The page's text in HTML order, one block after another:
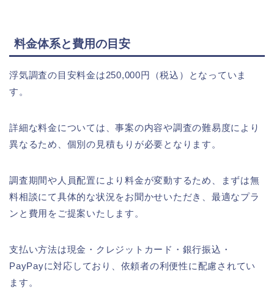
料金体系と費用の目安
浮気調査の目安料金は250,000円（税込）となっていま
す。
詳細な料金については、事案の内容や調査の難易度により
異なるため、個別の見積もりが必要となります。
調査期間や人員配置により料金が変動するため、まずは無
料相談にて具体的な状況をお聞かせいただき、最適なプラ
ンと費用をご提案いたします。
支払い方法は現金・クレジットカード・銀行振込・
PayPayに対応しており、依頼者の利便性に配慮されてい
ます。